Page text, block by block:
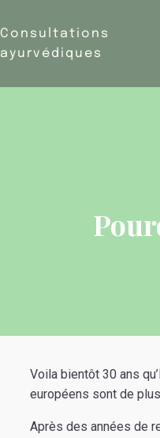
Consultations
ayurvédiques
Voila bientôt 30 ans
européens sont de
Après des années de